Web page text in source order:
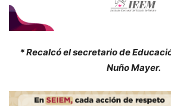
* Recalcó el secretario de
Nuño Mayer.